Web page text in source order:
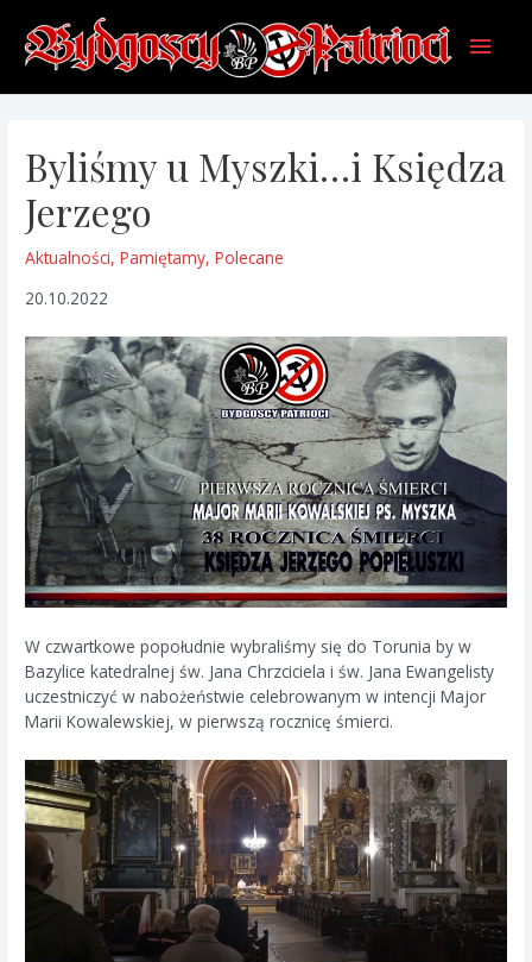
content
Main
Byliśmy u Myszki…i Księdza
Jerzego
Aktualności,Pamiętamy,Polecane
20.10.2022
W czwartkowe popołudnie wybraliśmy się do Torunia by w
Bazylice katedralnej św. Jana Chrzciciela i św. Jana Ewangelisty
uczestniczyć w nabożeństwie celebrowanym w intencji Major
Marii Kowalewskiej, w pierwszą rocznicę śmierci.